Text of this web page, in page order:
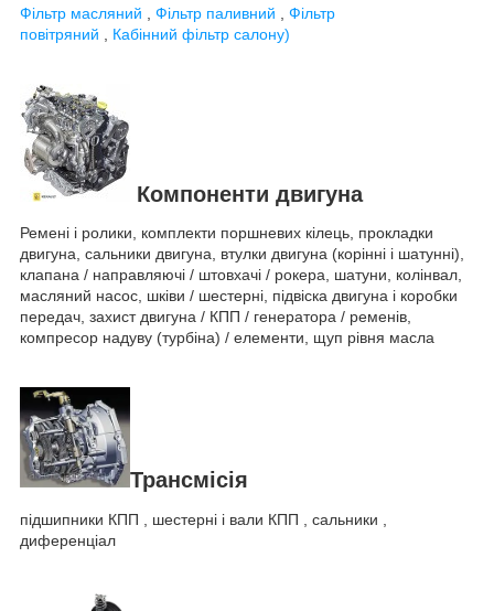
Фільтр масляний Фільтр паливний
Фільтр
повітряний
Кабінний фільтр салону)
Компоненти двигуна
Ремені і ролики, комплекти поршневих кілець, прокладки
двигуна, сальники двигуна, втулки двигуна (корінні і шатунні),
клапана / направляючі / штовхачі / рокера, шатуни, колінвал,
масляний насос, шківи / шестерні, підвіска двигуна і коробки
передач, захист двигуна / КПП / генератора / ременів,
компресор надуву (турбіна) / елементи, щуп рівня масла
Трансмісія
підшипники КПП , шестерні і вали КПП , сальники ,
диференціал